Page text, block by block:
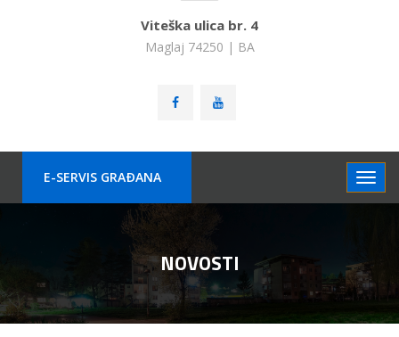
Viteška ulica br. 4
Maglaj 74250 | BA
E-SERVIS GRAÐANA
NOVOSTI